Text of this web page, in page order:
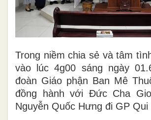
Trong niềm chia sẻ và tâm
vào lúc 4g00 sáng ngày
đoàn Giáo phận Ban Mê
đồng hành với Đức Cha
Nguyễn Quốc Hưng đi GP Qui